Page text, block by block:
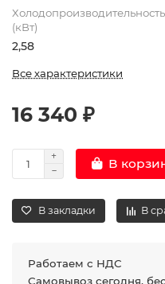
Холодопроизводительность
(кВт)
2,58
Все характеристики
16 340 ₽
В
В закладки В
Работаем с НДС
Самовывоз сегодня,